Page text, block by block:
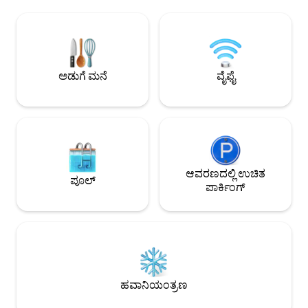
ಮಕ್ಕಳನ್ನು ಅನುಮತಿಸುವುದಿಲ್ಲ ಎಂಬುದನ್ನು
ದಯವಿಟ್ಟು ಗಮನಿಸಿ. ನಾವು ನಾಪಾ ನಗರದಿಂದ
ಬಳಕೆಯ ಪರವಾನಗಿಯನ್ನು ಹೊಂದಿದ್ದೇವೆ ಎಂದು
ತಿಳಿದು ನೀವು ಆತ್ಮವಿಶ್ವಾಸದಿಂದ ಬುಕ್ ಮಾಡಬಹುದು.
ದೂರದಲ್ಲಿ
ವ್ಯಾಲಿಗೆ ನಡೆಯಿರಿ/
ಉಚಿತ ಪಾರ್ಕಿಂಗ್ ಈ ಅಥವಾ ನಮ್ಮ 3 ಇತರ
ಫ್ಲೋಟಿಂಗ್
ಅಡುಗೆ ಮನೆ ವೈಫೈ
ಪೂಲ್
ಆವರಣದಲ್ಲಿ ಉಚಿತ
ಪಾರ್ಕಿಂಗ್
ಹವಾನಿಯಂತ್ರಣ